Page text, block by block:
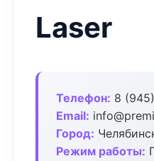
Laser
Телефон: 8
Email:
Город:
Режим работы: